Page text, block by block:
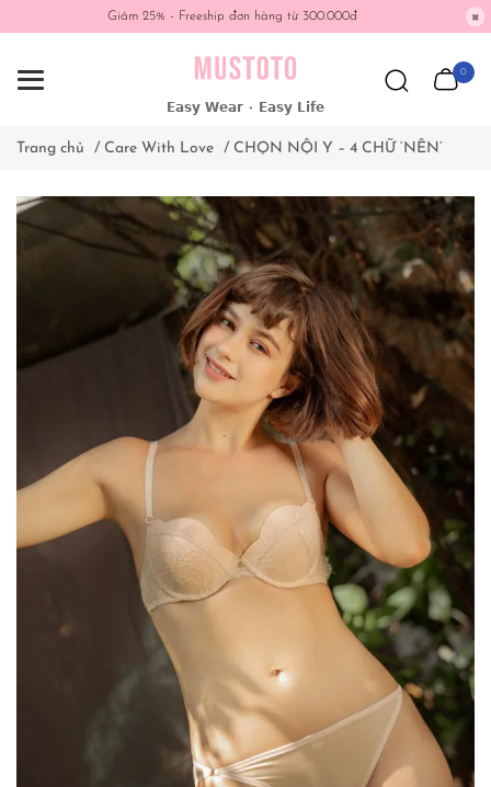
Giảm 25% - Freeship đơn hàng từ 300.000đ
𝗘𝗮𝘀𝘆 𝗪𝗲𝗮𝗿 • 𝗘𝗮𝘀𝘆 𝗟𝗶𝗳𝗲
0
Trang chủ / Care With Love / CHỌN NỘI Y – 4 CHỮ ‘NÊN’